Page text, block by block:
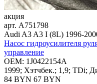
акция
арт. A751798
Audi A3 A3 I (8L) 1996-
Насос гидроусилителя
управление
OEM: 1J0422154A
1999; Хэтчбек.; 1,9; TDi;
84 BYN 67 BYN